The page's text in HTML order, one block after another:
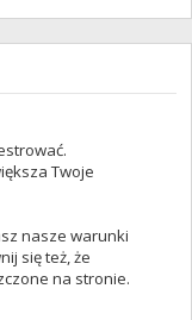
Twoje
nasze warunki
się też, że
na stronie.